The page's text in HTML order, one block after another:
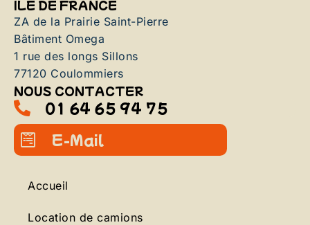
ILE DE FRANCE
ZA de la Prairie Saint-Pierre
Bâtiment Omega
1 rue des longs Sillons
77120 Coulommiers
NOUS CONTACTER
01 64 65 94 75
E-Mail
Accueil
Location de camions